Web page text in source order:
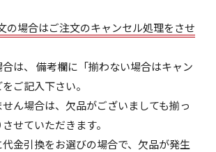
の場合はご注文のキャンセル処理をさせ
合は、 備考欄に「揃わない場合はキャン
ご記入下さい。
ん場合は、欠品がございましても揃っ
せていただきます。
金引換をお選びの場合で、欠品が発生